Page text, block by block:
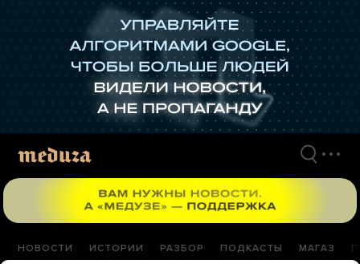
НОВОСТИ ИСТОРИИ РАЗБОР ПОДКАСТЫ МАГАЗ